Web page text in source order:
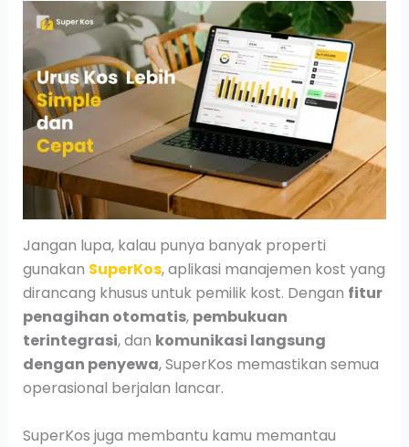
Jangan lupa, kalau punya banyak properti
gunakan SuperKos, aplikasi manajemen kost yang
dirancang khusus untuk pemilik kost. Dengan fitur
penagihan otomatis, pembukuan
terintegrasi, dan komunikasi langsung
dengan penyewa, SuperKos memastikan semua
operasional berjalan lancar.
SuperKos juga membantu kamu memantau